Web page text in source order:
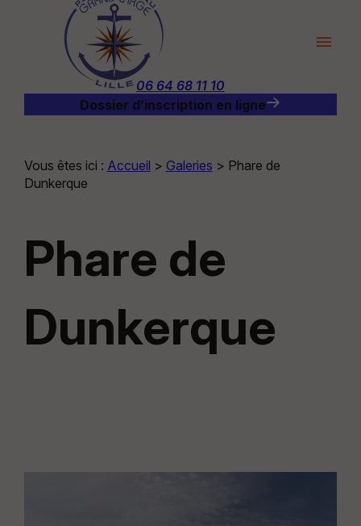
menu
06 64 68 11 10
Dossier d’inscription en ligne
Vous êtes ici : Accueil > Galeries > Phare de
Dunkerque
Phare de
Dunkerque
Panneau de gestion des cookies